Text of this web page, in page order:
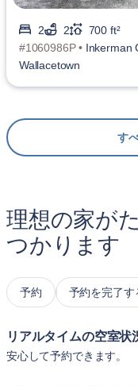
2 2
700 ft²
#1060986P • Inkerman
Wallacetown
す
理想の家が
つかります
予約 予約を完了す
リアルタイムの空室状
安心して予約できます。